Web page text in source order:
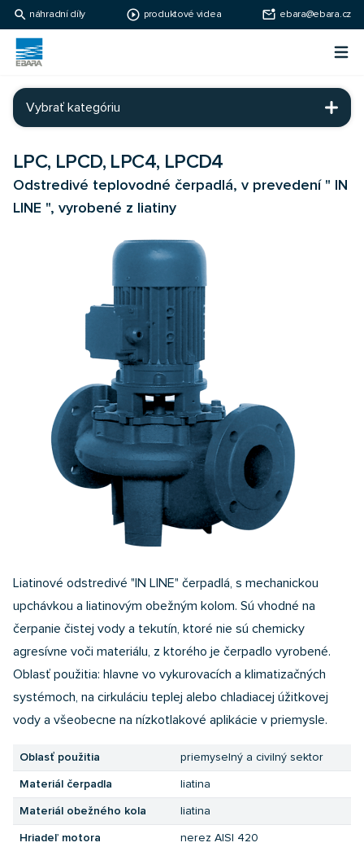
search náhradní díly play_circle_outline produktové videa mark_email_unread ebara@ebara.cz
Ebara Česko
Vybrať kategóriu
LPC, LPCD, LPC4, LPCD4
Odstredivé teplovodné čerpadlá, v prevedení " IN
LINE ", vyrobené z liatiny
Liatinové odstredivé "IN LINE" čerpadlá, s mechanickou
upchávkou a liatinovým obežným kolom. Sú vhodné na
čerpanie čistej vody a tekutín, ktoré nie sú chemicky
agresívne voči materiálu, z ktorého je čerpadlo vyrobené.
Oblasť použitia: hlavne vo vykurovacích a klimatizačných
systémoch, na cirkuláciu teplej alebo chladiacej úžitkovej
vody a všeobecne na nízkotlakové aplikácie v priemysle.
Oblasť použitia priemyselný a civilný sektor
Materiál čerpadla liatina
Materiál obežného kola liatina
Hriadeľ motora nerez AISI 420